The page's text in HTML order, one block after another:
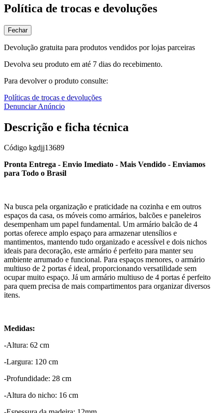
Política de trocas e devoluções
Fechar
Devolução gratuita para produtos vendidos por lojas parceiras
Devolva seu produto em até 7 dias do recebimento.
Para devolver o produto consulte:
Políticas de trocas e devoluções
Denunciar Anúncio
Descrição e ficha técnica
Código kgdjj13689
Pronta Entrega - Envio Imediato - Mais Vendido - Enviamos
para Todo o Brasil
Na busca pela organização e praticidade na cozinha e em outros
espaços da casa, os móveis como armários, balcões e paneleiros
desempenham um papel fundamental. Um armário balcão de 4
portas oferece amplo espaço para armazenar utensílios e
mantimentos, mantendo tudo organizado e acessível e dois nichos
ideais para decoração, este armário é perfeito para manter seu
ambiente arrumado e funcional. Para espaços menores, o armário
multiuso de 2 portas é ideal, proporcionando versatilidade sem
ocupar muito espaço. Já um armário multiuso de 4 portas é perfeito
para quem precisa de mais compartimentos para organizar diversos
itens.
Medidas:
-Altura: 62 cm
-Largura: 120 cm
-Profundidade: 28 cm
-Altura do nicho: 16 cm